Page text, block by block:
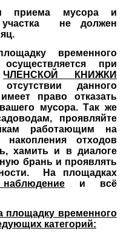
приема мусора и
не должен
временного
при
ЧЛЕНСКОЙ КНИЖКИ
данного
право отказать
мусора. Так же
проявляйте
работающим на
накопления отходов
хамить и в диалоге
брань и проявлять
На площадках
и всё
площадку временного
категорий: